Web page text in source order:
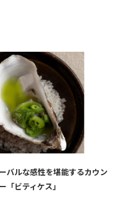
バルな感性を堪能するカウン
「ビティケス」